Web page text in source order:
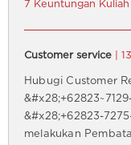
7 Keuntungan
Customer service |
Hubugi Customer
&#x28;+62823-
melakukan